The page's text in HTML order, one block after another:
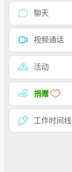
聊天
视频通话
活动
捐赠
工作时间线